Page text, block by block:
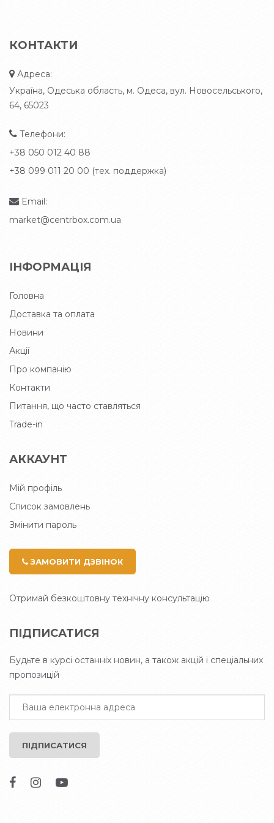
КОНТАКТИ
Адреса:
Україна, Одеська область, м. Одеса, вул. Новосельського,
64, 65023
Телефони:
+38 050 012 40 88
+38 099 011 20 00 (тех. поддержка)
Email:
market@centrbox.com.ua
ІНФОРМАЦІЯ
Головна
Доставка та оплата
Новини
Акції
Про компанію
Контакти
Питання, що часто ставляться
Trade-in
АККАУНТ
Мій профіль
Список замовлень
Змінити пароль
ЗАМОВИТИ ДЗВІНОК
Отримай безкоштовну технічну консультацію
ПІДПИСАТИСЯ
Будьте в курсі останніх новин, а також акцій і спеціальних
пропозицій
ПІДПИСАТИСЯ